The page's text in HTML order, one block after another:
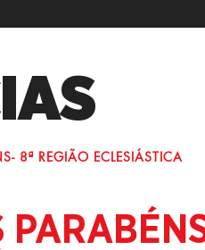
8ª REGIÃO ECLESIÁSTICA